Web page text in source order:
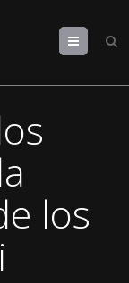
Menu
los